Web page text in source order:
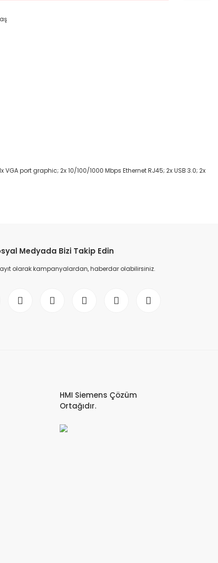
port graphic; 2x 10/100/1000 Mbps Ethernet RJ45; 2x USB 3.0; 2x
Medyada Bizi Takip Edin
olarak kampanyalardan, haberdar olabilirsiniz.
HMI Siemens Çözüm
Ortağıdır.